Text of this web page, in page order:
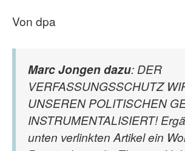
Von dpa
Marc Jongen dazu: DER
VERFASSUNGSSCHUTZ
UNSEREN POLITISCHEN
INSTRUMENTALISIERT!
unten verlinkten Artikel ein